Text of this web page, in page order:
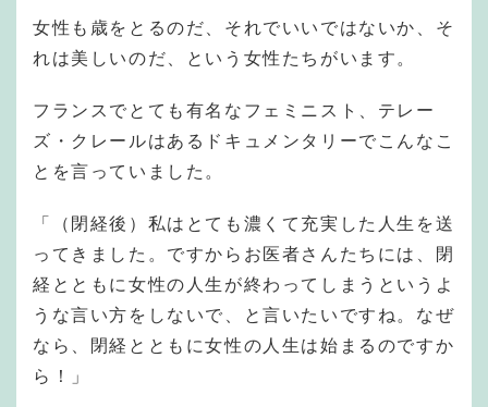
女性も歳をとるのだ、それでいいではないか、そ
れは美しいのだ、という女性たちがいます。
フランスでとても有名なフェミニスト、テレー
ズ・クレールはあるドキュメンタリーでこんなこ
とを言っていました。
「（閉経後）私はとても濃くて充実した人生を送
ってきました。ですからお医者さんたちには、閉
経とともに女性の人生が終わってしまうというよ
うな言い方をしないで、と言いたいですね。なぜ
なら、閉経とともに女性の人生は始まるのですか
ら！」